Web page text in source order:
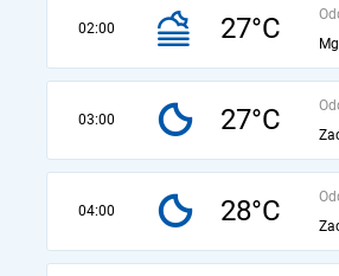
02:00 27°C
03:00 27°C
04:00 28°C